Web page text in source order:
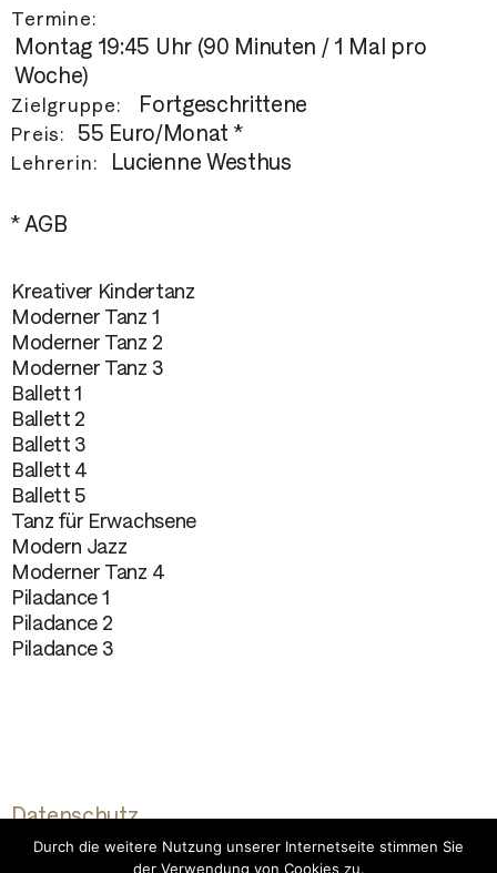
Termine:
Montag 19:45 Uhr (90 Minuten / 1 Mal pro
Woche)
Zielgruppe: Fortgeschrittene
Preis: 55 Euro/Monat *
Lehrerin: Lucienne Westhus
* AGB
Kreativer Kindertanz
Moderner Tanz 1
Moderner Tanz 2
Moderner Tanz 3
Ballett 1
Ballett 2
Ballett 3
Ballett 4
Ballett 5
Tanz für Erwachsene
Modern Jazz
Moderner Tanz 4
Piladance 1
Piladance 2
Piladance 3
Datenschutz
Impressum
Durch die weitere Nutzung unserer Internetseite stimmen Sie
der Verwendung von Cookies zu.